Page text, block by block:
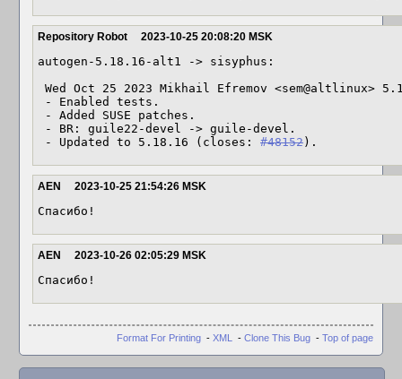
Repository Robot 2023-10-25 20:08:20 MSK
autogen-5.18.16-alt1 -> sisyphus:
- Updated to 5.18.16 (closes: #48152 ).
AEN 2023-10-25 21:54:26 MSK
Спасибо!
AEN 2023-10-26 02:05:29 MSK
Спасибо!
Format For Printing - XML - Clone This Bug - Top of page